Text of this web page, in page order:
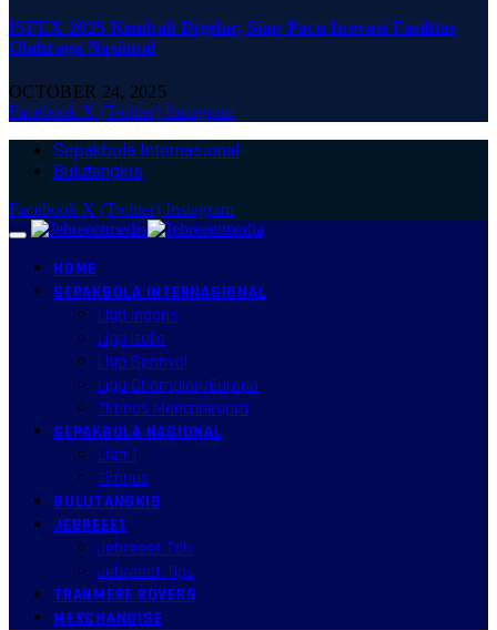
ISFEX 2025 Kembali Digelar, Siap Pacu Inovasi Fasilitas
Olahraga Nasional
OCTOBER 24, 2025
Facebook X (Twitter) Instagram
Sepakbola Internasional
Bulutangkis
Facebook X (Twitter) Instagram
HOME
SEPAKBOLA INTERNASIONAL
Liga Inggris
Liga Italia
Liga Spanyol
Liga Champion/Europa
Timnas Mancanegara
SEPAKBOLA NASIONAL
Liga 1
Timnas
BULUTANGKIS
JEBREEET
Jebreeet Talk
Jebreeet Tips
TRANMERE ROVERS
MERCHANDISE